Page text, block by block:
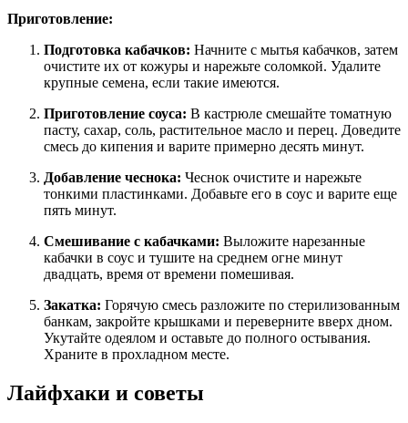
Приготовление:
Подготовка кабачков: Начните с мытья кабачков, затем
очистите их от кожуры и нарежьте соломкой. Удалите
крупные семена, если такие имеются.
Приготовление соуса: В кастрюле смешайте томатную
пасту, сахар, соль, растительное масло и перец. Доведите
смесь до кипения и варите примерно десять минут.
Добавление чеснока: Чеснок очистите и нарежьте
тонкими пластинками. Добавьте его в соус и варите еще
пять минут.
Смешивание с кабачками: Выложите нарезанные
кабачки в соус и тушите на среднем огне минут
двадцать, время от времени помешивая.
Закатка: Горячую смесь разложите по стерилизованным
банкам, закройте крышками и переверните вверх дном.
Укутайте одеялом и оставьте до полного остывания.
Храните в прохладном месте.
Лайфхаки и советы